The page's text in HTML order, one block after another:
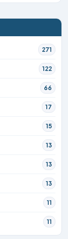
271
122
66
17
15
13
13
13
11
11